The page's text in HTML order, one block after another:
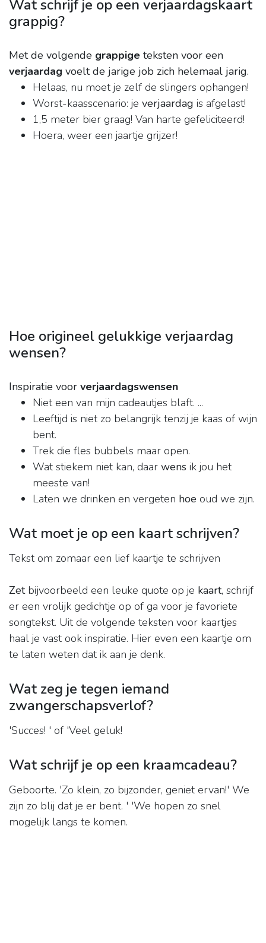
Wat schrijf je op een verjaardagskaart
grappig?
Met de volgende grappige teksten voor een
verjaardag voelt de jarige job zich helemaal jarig.
Helaas, nu moet je zelf de slingers ophangen!
Worst-kaasscenario: je verjaardag is afgelast!
1,5 meter bier graag! Van harte gefeliciteerd!
Hoera, weer een jaartje grijzer!
Hoe origineel gelukkige verjaardag
wensen?
Inspiratie voor verjaardagswensen
Niet een van mijn cadeautjes blaft. ...
Leeftijd is niet zo belangrijk tenzij je kaas of wijn
bent.
Trek die fles bubbels maar open.
Wat stiekem niet kan, daar wens ik jou het
meeste van!
Laten we drinken en vergeten hoe oud we zijn.
Wat moet je op een kaart schrijven?
Tekst om zomaar een lief kaartje te schrijven
Zetbijvoorbeeld een leuke quote op je kaart, schrijf
er een vrolijk gedichtje op of ga voor je favoriete
songtekst. Uit de volgende teksten voor kaartjes
haal je vast ook inspiratie. Hier even een kaartje om
te laten weten dat ik aan je denk.
Wat zeg je tegen iemand
zwangerschapsverlof?
'Succes! ' of 'Veel geluk!
Wat schrijf je op een kraamcadeau?
Geboorte. 'Zo klein, zo bijzonder, geniet ervan!' We
zijn zo blij dat je er bent. ' 'We hopen zo snel
mogelijk langs te komen.